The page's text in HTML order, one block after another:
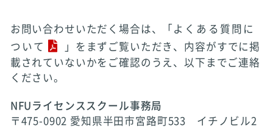
お問い合わせいただく場合は、「 よくある質問に
ついて
」をまずご覧いただき、内容がすでに掲
載されていないかをご確認のうえ、以下までご連絡
ください。
NFUライセンススクール事務局
〒475-0902 愛知県半田市宮路町533 イチノビル2